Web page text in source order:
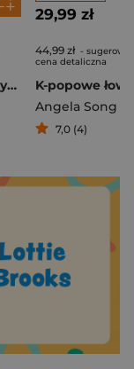
K-popowe łowczynie demonów. Oficjalna książka z plakatami
29,99 zł
44,99 zł -
cena detaliczna
Angela Song
7,0 (4)